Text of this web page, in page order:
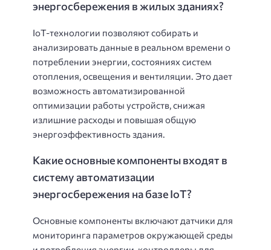
энергосбережения в жилых зданиях?
IoT-технологии позволяют собирать и
анализировать данные в реальном времени о
потреблении энергии, состояниях систем
отопления, освещения и вентиляции. Это дает
возможность автоматизированной
оптимизации работы устройств, снижая
излишние расходы и повышая общую
энергоэффективность здания.
Какие основные компоненты входят в
систему автоматизации
энергосбережения на базе IoT?
Основные компоненты включают датчики для
мониторинга параметров окружающей среды